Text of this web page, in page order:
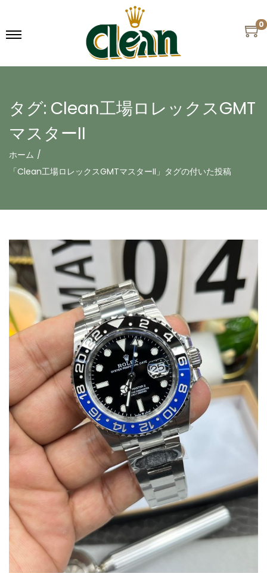
0
タグ: Clean工場ロレックスGMT
マスターII
ホーム /
「Clean工場ロレックスGMTマスターII」タグの付いた投稿